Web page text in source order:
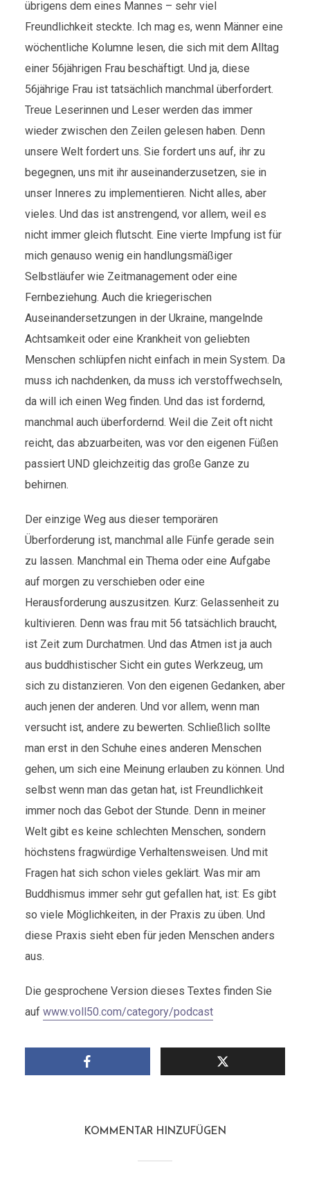
übrigens dem eines Mannes – sehr viel
Freundlichkeit steckte. Ich mag es, wenn Männer eine
wöchentliche Kolumne lesen, die sich mit dem Alltag
einer 56jährigen Frau beschäftigt. Und ja, diese
56jährige Frau ist tatsächlich manchmal überfordert.
Treue Leserinnen und Leser werden das immer
wieder zwischen den Zeilen gelesen haben. Denn
unsere Welt fordert uns. Sie fordert uns auf, ihr zu
begegnen, uns mit ihr auseinanderzusetzen, sie in
unser Inneres zu implementieren. Nicht alles, aber
vieles. Und das ist anstrengend, vor allem, weil es
nicht immer gleich flutscht. Eine vierte Impfung ist für
mich genauso wenig ein handlungsmäßiger
Selbstläufer wie Zeitmanagement oder eine
Fernbeziehung. Auch die kriegerischen
Auseinandersetzungen in der Ukraine, mangelnde
Achtsamkeit oder eine Krankheit von geliebten
Menschen schlüpfen nicht einfach in mein System. Da
muss ich nachdenken, da muss ich verstoffwechseln,
da will ich einen Weg finden. Und das ist fordernd,
manchmal auch überfordernd. Weil die Zeit oft nicht
reicht, das abzuarbeiten, was vor den eigenen Füßen
passiert UND gleichzeitig das große Ganze zu
behirnen.
Der einzige Weg aus dieser temporären
Überforderung ist, manchmal alle Fünfe gerade sein
zu lassen. Manchmal ein Thema oder eine Aufgabe
auf morgen zu verschieben oder eine
Herausforderung auszusitzen. Kurz: Gelassenheit zu
kultivieren. Denn was frau mit 56 tatsächlich braucht,
ist Zeit zum Durchatmen. Und das Atmen ist ja auch
aus buddhistischer Sicht ein gutes Werkzeug, um
sich zu distanzieren. Von den eigenen Gedanken, aber
auch jenen der anderen. Und vor allem, wenn man
versucht ist, andere zu bewerten. Schließlich sollte
man erst in den Schuhe eines anderen Menschen
gehen, um sich eine Meinung erlauben zu können. Und
selbst wenn man das getan hat, ist Freundlichkeit
immer noch das Gebot der Stunde. Denn in meiner
Welt gibt es keine schlechten Menschen, sondern
höchstens fragwürdige Verhaltensweisen. Und mit
Fragen hat sich schon vieles geklärt. Was mir am
Buddhismus immer sehr gut gefallen hat, ist: Es gibt
so viele Möglichkeiten, in der Praxis zu üben. Und
diese Praxis sieht eben für jeden Menschen anders
aus.
Die gesprochene Version dieses Textes finden Sie
auf www.voll50.com/category/podcast
KOMMENTAR HINZUFÜGEN